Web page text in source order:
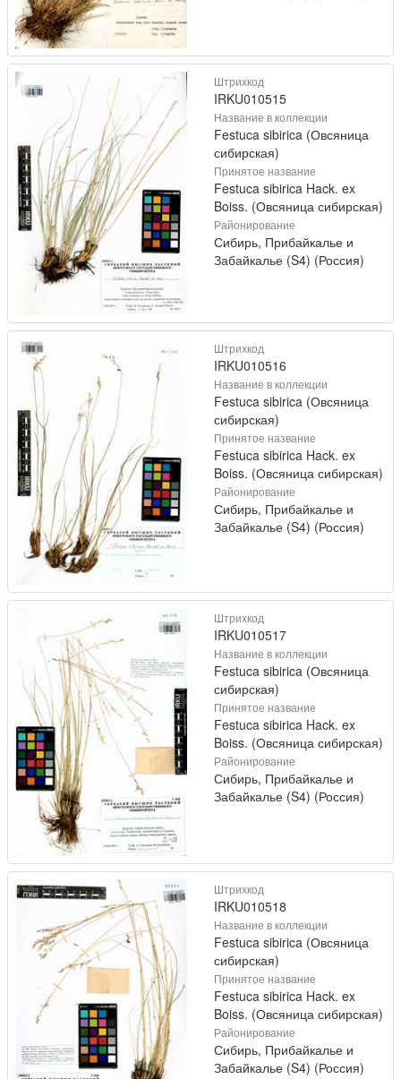
Штрихкод
IRKU010515
Название в коллекции
Festuca sibirica (Овсяница
сибирская)
Принятое название
Festuca sibirica Hack. ex
Boiss. (Овсяница сибирская)
Районирование
Сибирь, Прибайкалье и
Забайкалье (S4) (Россия)
Штрихкод
IRKU010516
Название в коллекции
Festuca sibirica (Овсяница
сибирская)
Принятое название
Festuca sibirica Hack. ex
Boiss. (Овсяница сибирская)
Районирование
Сибирь, Прибайкалье и
Забайкалье (S4) (Россия)
Штрихкод
IRKU010517
Название в коллекции
Festuca sibirica (Овсяница
сибирская)
Принятое название
Festuca sibirica Hack. ex
Boiss. (Овсяница сибирская)
Районирование
Сибирь, Прибайкалье и
Забайкалье (S4) (Россия)
Штрихкод
IRKU010518
Название в коллекции
Festuca sibirica (Овсяница
сибирская)
Принятое название
Festuca sibirica Hack. ex
Boiss. (Овсяница сибирская)
Районирование
Сибирь, Прибайкалье и
Забайкалье (S4) (Россия)